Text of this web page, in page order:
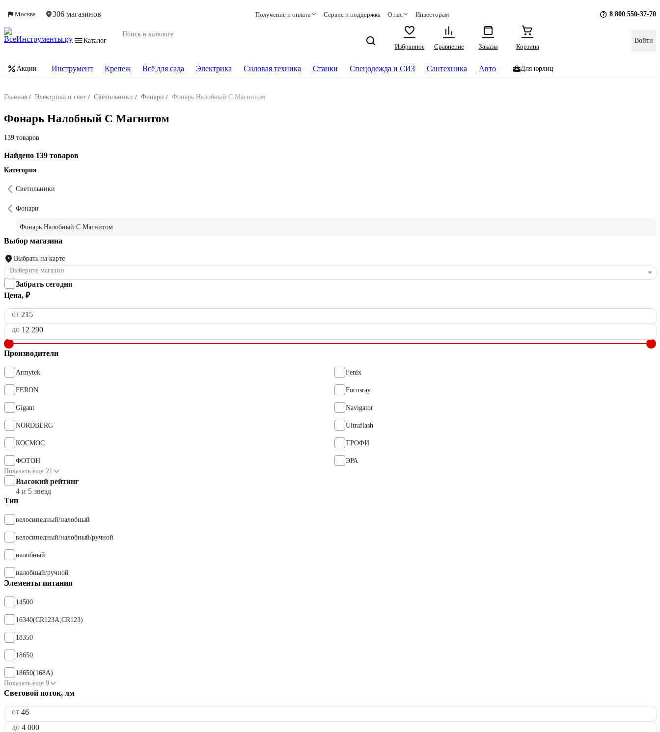
Москва 306 магазинов Получение и оплата Сервис и поддержка О нас Инвесторам 8 800 550-37-70
Каталог
Избранное
Сравнение Заказы Корзина
Войти
Акции Инструмент Крепеж Всё для сада Электрика Силовая техника Станки Спецодежда и СИЗ Сантехника Авто Для юрлиц
Главная / Электрика и свет / Светильники / Фонари / Фонарь Налобный С Магнитом
Фонарь Налобный С Магнитом
139 товаров
Найдено 139 товаров
Категория
Светильники
Фонари
Фонарь Налобный С Магнитом
Выбор магазина
Выбрать на карте
Выберите магазин
Забрать сегодня
Цена, ₽
от
до
Производители
Armytek Fenix
FERON Focusray
Gigant Navigator
NORDBERG Ultraflash
КОСМОС ТРОФИ
ФОТОН
ЭРА
Показать еще 21
Высокий рейтинг
4 и 5 звезд
Тип
велосипедный/налобный
велосипедный/налобный/ручной
налобный
налобный/ручной
Элементы питания
14500
16340(CR123A;CR123)
18350
18650
18650(168A)
Показать еще 9
Световой поток, лм
от
до